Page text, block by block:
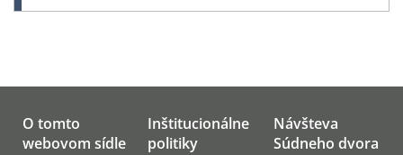
O tomto
webovom sídle
Inštitucionálne
politiky
Návšteva
Súdneho dvora